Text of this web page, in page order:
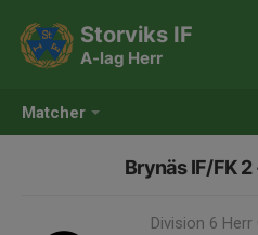
Matcher
Storviks IF
A-lag Herr
Brynäs IF/FK
Division 6 Herr